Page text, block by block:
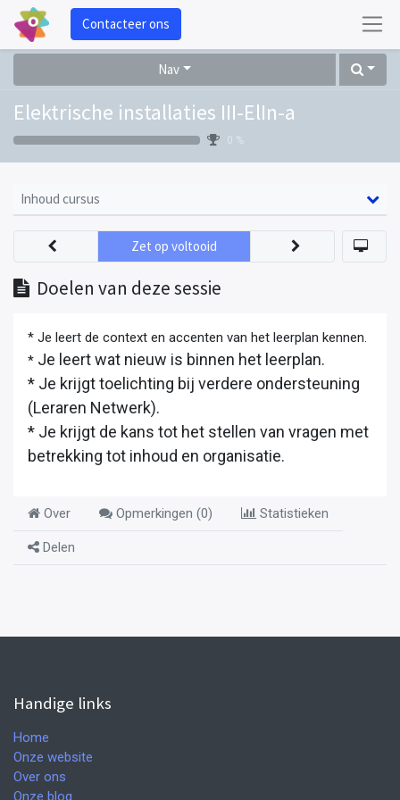
Contacteer ons
Nav
Elektrische installaties III-ElIn-a
0 %
Inhoud cursus
Doelen van deze sessie
Zet op voltooid
* Je leert de context en accenten van het leerplan kennen.
* Je leert wat nieuw is binnen het leerplan.
* Je krijgt toelichting bij verdere ondersteuning
(Leraren Netwerk).
* Je krijgt de kans tot het stellen van vragen met
betrekking tot inhoud en organisatie.
Over Opmerkingen (0) Statistieken
Delen
Handige links
Home
Onze website
Over ons
Onze blog